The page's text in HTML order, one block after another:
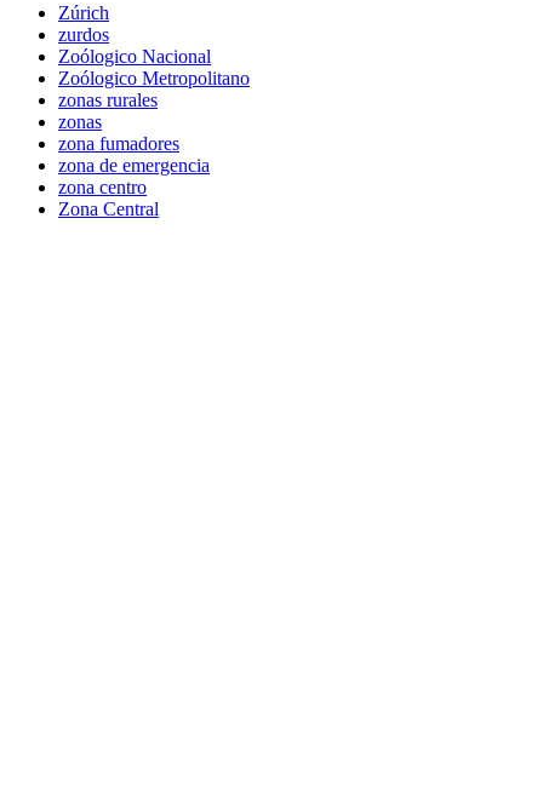
Zúrich
zurdos
Zoólogico Nacional
Zoólogico Metropolitano
zonas rurales
zonas
zona fumadores
zona de emergencia
zona centro
Zona Central